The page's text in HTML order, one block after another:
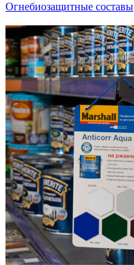
Огнебиозащитные составы